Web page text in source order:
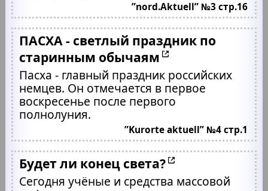
”nord.Aktuell” №3 стр.16
ПАСХА - светлый праздник по
старинным обычаям
Пасха - главный праздник российских
немцев. Он отмечается в первое
воскресенье после первого
полнолуния.
”Kurorte aktuell” №4 стр.1
Будет ли конец света?
Сегодня учёные и средства массовой